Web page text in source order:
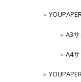
A3
A4